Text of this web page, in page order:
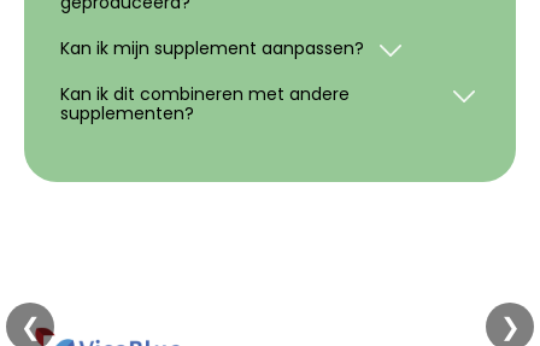
Kan ik mijn supplement aanpassen?
Kan ik dit combineren met andere
supplementen?
❮ ❯